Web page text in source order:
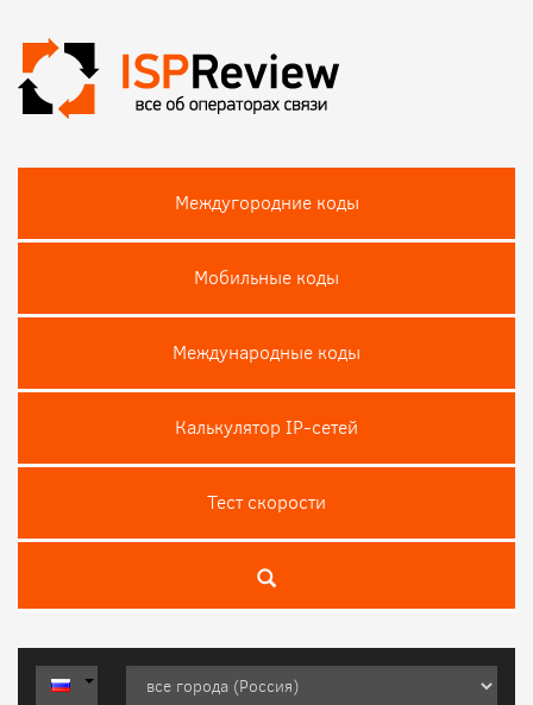
Междугородние коды
Мобильные коды
Международные коды
Калькулятор IP-сетей
Тест скороcти